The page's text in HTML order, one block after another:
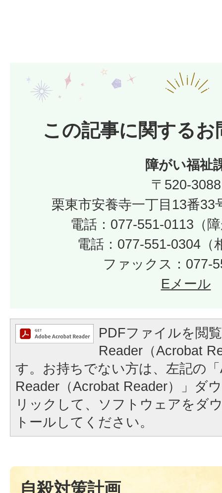
この記事に関するお
障がい福祉
〒520-3088
栗東市安養寺一丁目13番33
電話：077-551-0113（
電話：077-551-0304（
ファックス：077-
Eメール
PDFファイルを閲
Reader（Acrobat
す。お持ちでない方は、左記の
Reader（Acrobat Reader）」ダ
リックして、ソフトウェアをダ
トールしてください。
自殺対策計画